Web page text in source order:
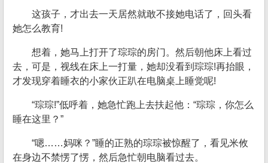
这孩子，才出去一天居然就敢不接她电话了，回头看
她怎么教育!
想着，她马上打开了琮琮的房门。然后朝他床上看过
去，可是，视线在床上一打量，她却没看到琮琮!再抬眼，
才发现穿着睡衣的小家伙正趴在电脑桌上睡觉呢!
“琮琮!”低呼着，她急忙跑上去扶起他：“琮琮，你怎么
睡在这里？”
“嗯……妈咪？”睡的正熟的琮琮被惊醒了，看见米攸
在身边不禁愣了愣，然后急忙朝电脑看过去。